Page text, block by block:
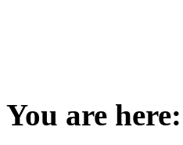
You are here: